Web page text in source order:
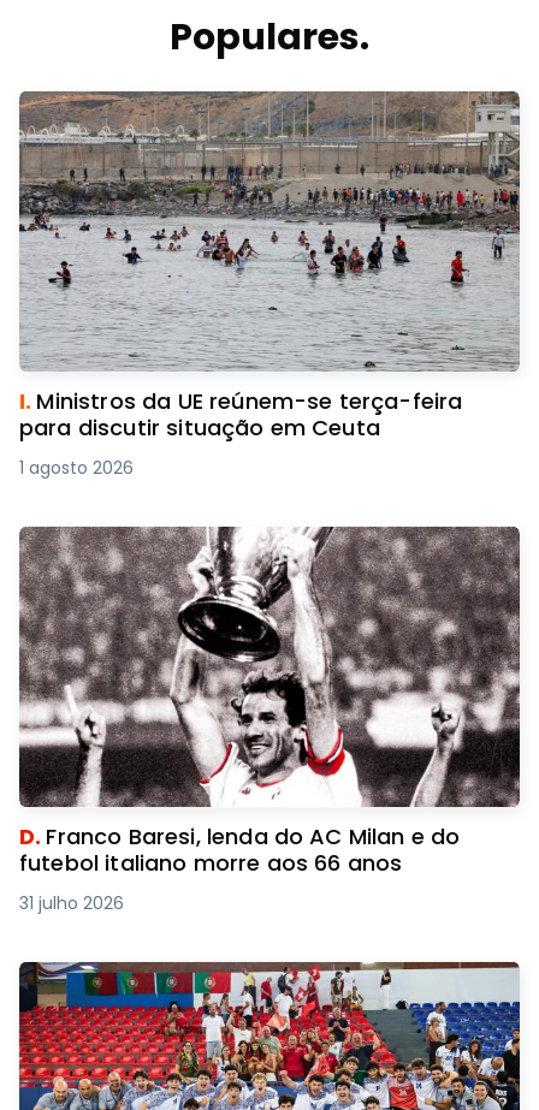
Populares.
I. Ministros da UE reúnem-se terça-feira
para discutir situação em Ceuta
1 agosto 2026
D. Franco Baresi, lenda do AC Milan e do
futebol italiano morre aos 66 anos
31 julho 2026